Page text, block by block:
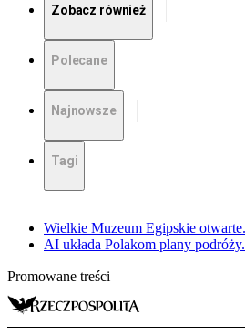
Zobacz również
Polecane
Najnowsze
Tagi
Wielkie Muzeum Egipskie
AI układa Polakom plany
Promowane treści